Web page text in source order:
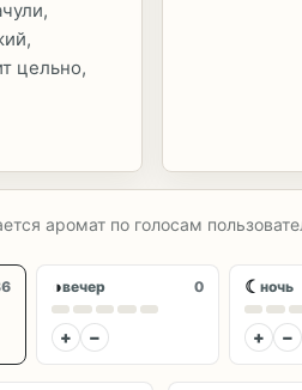
цельно,
аромат по голосам
◑вечер 0
+ −
☾ ночь
+ −